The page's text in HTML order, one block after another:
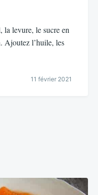
la levure, le sucre en
Ajoutez l’huile, les
11 février 2021